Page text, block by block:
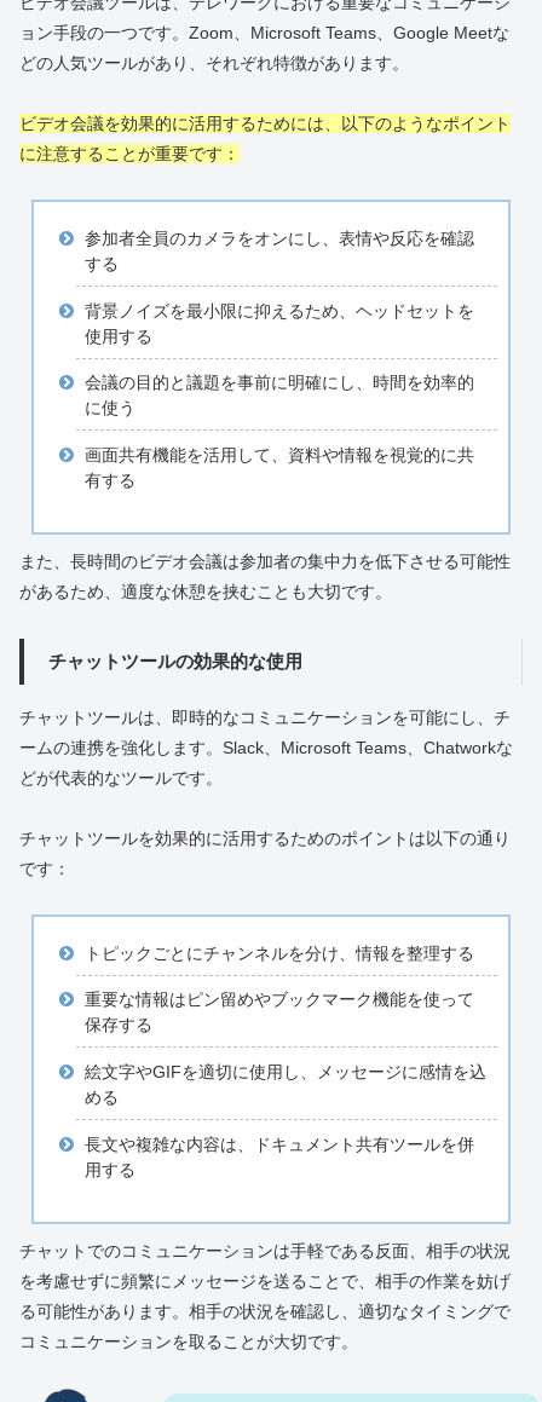
ョン手段の一つです。Zoom、Microsoft Teams、Google Meetな
どの人気ツールがあり、それぞれ特徴があります。
ビデオ会議を効果的に活用するためには、以下のようなポイント
に注意することが重要です：
参加者全員のカメラをオンにし、表情や反応を確認
する
背景ノイズを最小限に抑えるため、ヘッドセットを
使用する
会議の目的と議題を事前に明確にし、時間を効率的
に使う
画面共有機能を活用して、資料や情報を視覚的に共
有する
また、長時間のビデオ会議は参加者の集中力を低下させる可能性
があるため、適度な休憩を挟むことも大切です。
チャットツールの効果的な使用
チャットツールは、即時的なコミュニケーションを可能にし、チ
ームの連携を強化します。Slack、Microsoft Teams、Chatworkな
どが代表的なツールです。
チャットツールを効果的に活用するためのポイントは以下の通り
です：
トピックごとにチャンネルを分け、情報を整理する
重要な情報はピン留めやブックマーク機能を使って
保存する
絵文字やGIFを適切に使用し、メッセージに感情を込
める
長文や複雑な内容は、ドキュメント共有ツールを併
用する
チャットでのコミュニケーションは手軽である反面、相手の状況
を考慮せずに頻繁にメッセージを送ることで、相手の作業を妨げ
る可能性があります。相手の状況を確認し、適切なタイミングで
コミュニケーションを取ることが大切です。